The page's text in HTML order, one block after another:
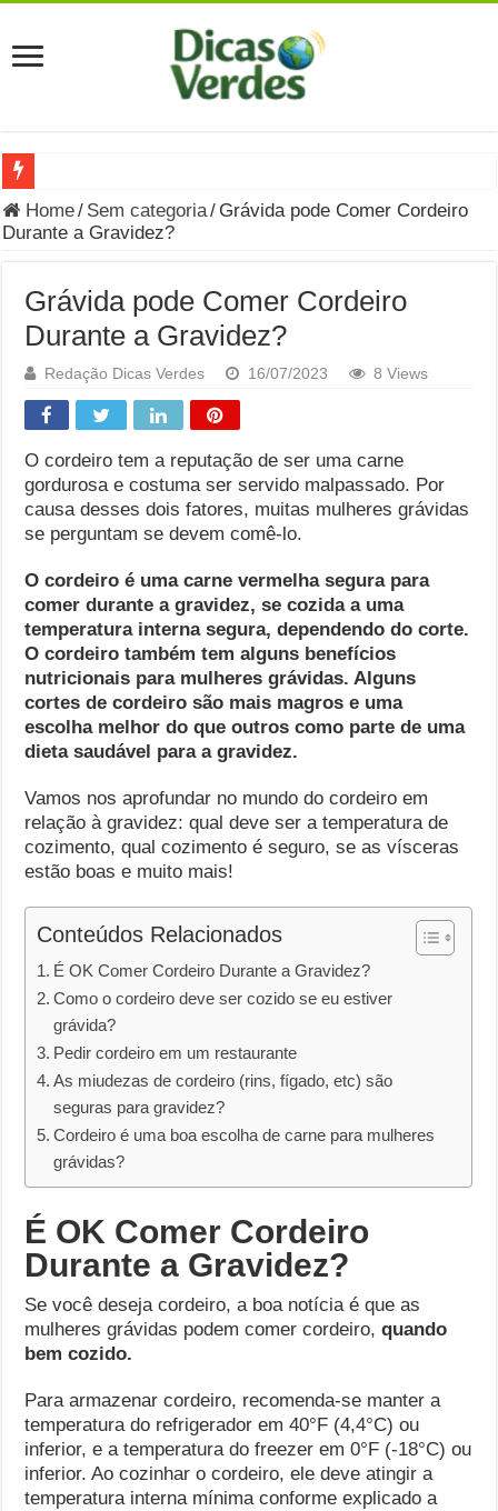
Grávida Pode Comer Pastrami? Saiba Quando o Consumo é
Você sabe o que é uma Economia Circular?
Carta Psicografada de Isabella Nardoni : O que Diz a
Grávida pode comer picles e alimentos em conserva durante
Grávida pode comer Ceviche? Entenda os riscos na gravidez
Carta Psicografada João Hélio: Revelação, Paz e a Lei do
Carta Psicografada de Eduardo Campos
Home/ Sem categoria/ Grávida pode Comer Cordeiro
Durante a Gravidez?
Grávida pode Comer Cordeiro
Durante a Gravidez?
Redação Dicas Verdes 16/07/2023 8 Views
O cordeiro tem a reputação de ser uma carne
gordurosa e costuma ser servido malpassado. Por
causa desses dois fatores, muitas mulheres grávidas
se perguntam se devem comê-lo.
O cordeiro é uma carne vermelha segura para
comer durante a gravidez, se cozida a uma
temperatura interna segura, dependendo do corte.
O cordeiro também tem alguns benefícios
nutricionais para mulheres grávidas. Alguns
cortes de cordeiro são mais magros e uma
escolha melhor do que outros como parte de uma
dieta saudável para a gravidez.
Vamos nos aprofundar no mundo do cordeiro em
relação à gravidez: qual deve ser a temperatura de
cozimento, qual cozimento é seguro, se as vísceras
estão boas e muito mais!
Conteúdos Relacionados
É OK Comer Cordeiro Durante a Gravidez?
Como o cordeiro deve ser cozido se eu estiver
grávida?
Pedir cordeiro em um restaurante
As miudezas de cordeiro (rins, fígado, etc) são
seguras para gravidez?
Cordeiro é uma boa escolha de carne para mulheres
grávidas?
É OK Comer Cordeiro
Durante a Gravidez?
Se você deseja cordeiro, a boa notícia é que as
mulheres grávidas podem comer cordeiro, quando
bem cozido.
Para armazenar cordeiro, recomenda-se manter a
temperatura do refrigerador em 40°F (4,4°C) ou
inferior, e a temperatura do freezer em 0°F (-18°C) ou
inferior. Ao cozinhar o cordeiro, ele deve atingir a
temperatura interna mínima conforme explicado a